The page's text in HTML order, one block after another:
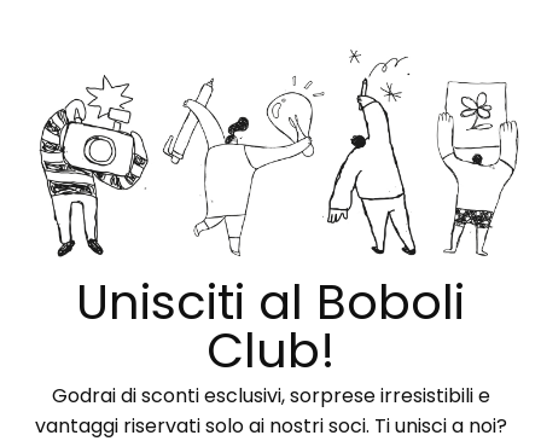
Unisciti al Boboli
Club!
Godrai di sconti esclusivi, sorprese irresistibili e
vantaggi riservati solo ai nostri soci. Ti unisci a noi?